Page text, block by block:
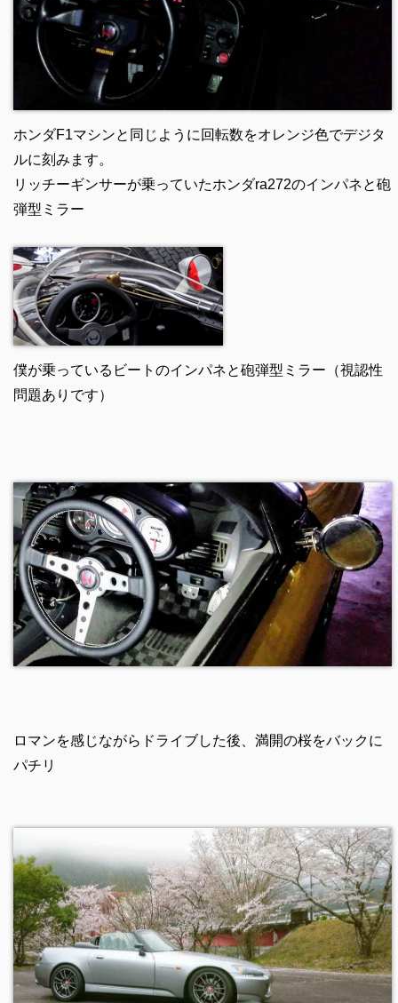
ホンダF1マシンと同じように回転数をオレンジ色でデジタ
ルに刻みます。
リッチーギンサーが乗っていたホンダra272のインパネと砲
弾型ミラー
僕が乗っているビートのインパネと砲弾型ミラー（視認性
問題ありです）
ロマンを感じながらドライブした後、満開の桜をバックに
パチリ